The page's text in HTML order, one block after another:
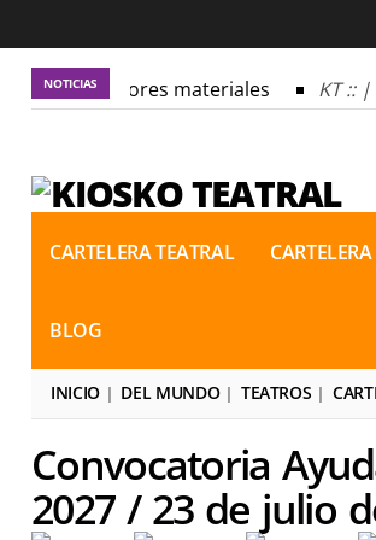
NOTICIAS
KT :: |Los autores materiales KT :: |
CARTELERA TEATRAL
BLOG
INICIO DEL MUNDO TEATROS
Convocatoria
2027 / 23 de julio